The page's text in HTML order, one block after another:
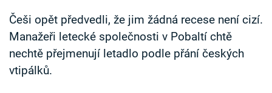
Češi opět předvedli, že jim žádná recese není cizí.
Manažeři letecké společnosti v Pobaltí chtě
nechtě přejmenují letadlo podle přání českých
vtipálků.